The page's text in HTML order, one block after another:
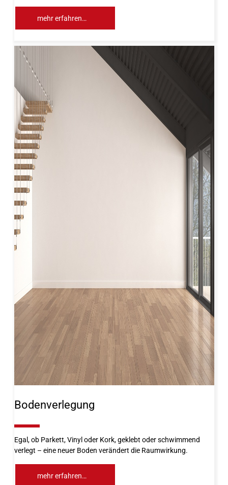
mehr erfahren…
Bodenverlegung
Egal, ob Parkett, Vinyl oder Kork, geklebt oder schwimmend
verlegt – eine neuer Boden verändert die Raumwirkung.
mehr erfahren…